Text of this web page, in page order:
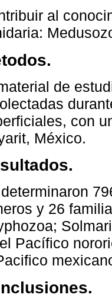
al
de
con
México.
y 26
Pacífico